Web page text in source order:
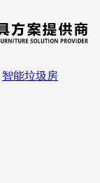
智能垃圾房